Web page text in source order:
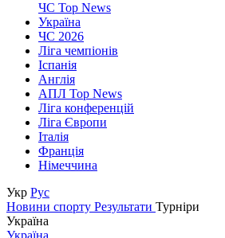
ЧС Top News
Україна
ЧС 2026
Ліга чемпіонів
Іспанія
Англія
АПЛ Top News
Ліга конференцій
Ліга Європи
Італія
Франція
Німеччина
Укр Рус
Новини спорту Результати Турніри
Україна
Україна